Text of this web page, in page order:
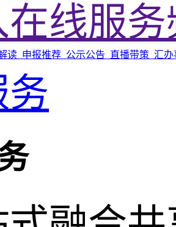
在线服
读 申报推荐 公示公告 直播带策 汇办
务